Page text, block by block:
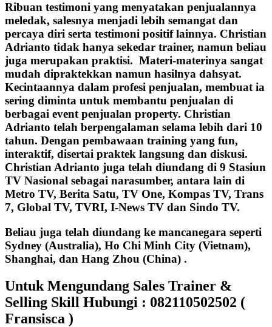
Ribuan testimoni yang menyatakan penjualannya
meledak, salesnya menjadi lebih semangat dan
percaya diri serta testimoni positif lainnya. Christian
Adrianto tidak hanya sekedar trainer, namun beliau
juga merupakan praktisi. Materi-materinya sangat
mudah dipraktekkan namun hasilnya dahsyat.
Kecintaannya dalam profesi penjualan, membuat ia
sering diminta untuk membantu penjualan di
berbagai event penjualan property. Christian
Adrianto telah berpengalaman selama lebih dari 10
tahun. Dengan pembawaan training yang fun,
interaktif, disertai praktek langsung dan diskusi.
Christian Adrianto juga telah diundang di 9 Stasiun
TV Nasional sebagai narasumber, antara lain di
Metro TV, Berita Satu, TV One, Kompas TV, Trans
7, Global TV, TVRI, I-News TV dan Sindo TV.
Beliau juga telah diundang ke mancanegara seperti
Sydney (Australia), Ho Chi Minh City (Vietnam),
Shanghai, dan Hang Zhou (China) .
Untuk Mengundang Sales Trainer &
Selling Skill Hubungi : 082110502502 (
Fransisca )